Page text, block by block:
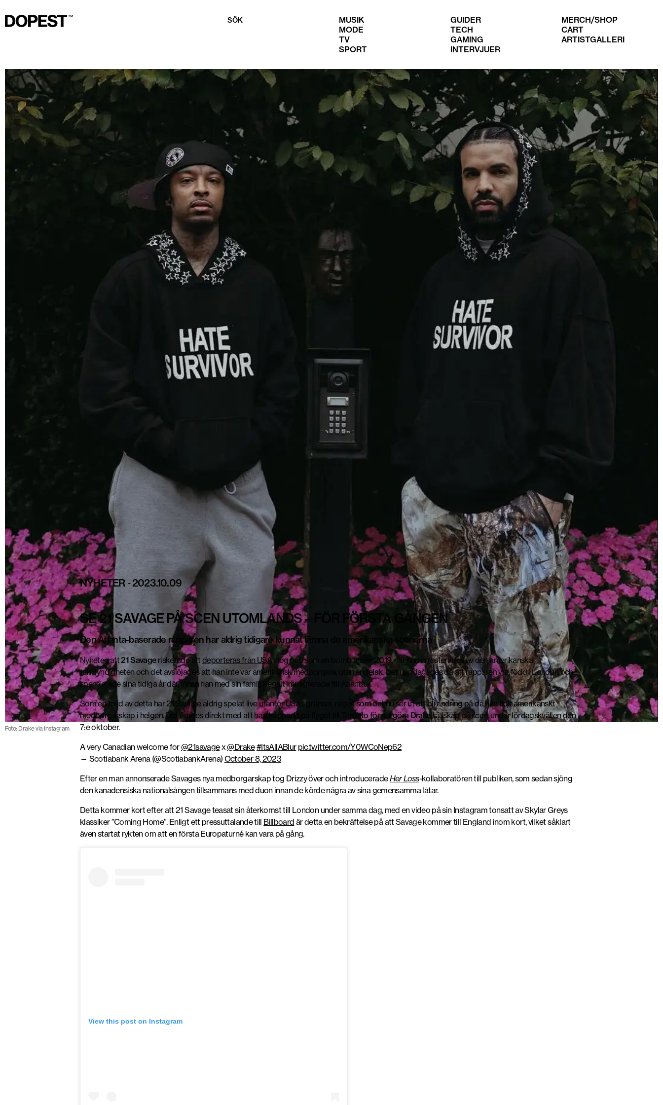
SÖK
MUSIK
MODE
TV
SPORT
GUIDER
TECH
GAMING
INTERVJUER
MERCH/SHOP
CART
ARTISTGALLERI
Foto: Drake via Instagram
NYHETER-2023.10.09
SE 21 SAVAGE PÅ SCEN UTOMLANDS – FÖR FÖRSTA GÅNGEN
Den Atlanta-baserade rapparen har aldrig tidigare kunnat lämna de amerikanska scenerna
Nyheten att21 Savageriskerade att deporteras från USAslog ned som en bomb under 2019, när han arresterades av den amerikanska
tullmyndigheten och det avslöjades att han inte var amerikansk medborgare, utanengelsk. Det uppdagades då att rapparen var född i London och
spenderade sina tidiga år där, innan han med sin familj illegalt immigrerade till Atlanta.
Som en följd av detta har 21 Savage aldrig spelat live utanför USAs gränser, något som det nu ser ut att bli ändring på då han fick amerikanskt
medborgarskap i helgen. Det firades direkt med att han hoppade på flyget till Toronto för att göra Drakesällskap på scen, under lördagskvällen den
7:e oktober.
A very Canadian welcome for@21savagex@Drake#ItsAllABlur pic.twitter.com/Y0WCoNep62
— Scotiabank Arena (@ScotiabankArena)October 8, 2023
Efter en man annonserade Savages nya medborgarskap tog Drizzy över och introduceradeHer Loss-kollaboratören till publiken, som sedan sjöng
den kanadensiska nationalsången tillsammans med duon innan de körde några av sina gemensamma låtar.
Detta kommer kort efter att 21 Savage teasat sin återkomst till London under samma dag, med en video på sin Instagram tonsatt av Skylar Greys
klassiker ”Coming Home”. Enligt ett pressuttalande till Billboard är detta en bekräftelse på att Savage kommer till England inom kort, vilket såklart
även startat rykten om att en första Europaturné kan vara på gång.
View this post on Instagram